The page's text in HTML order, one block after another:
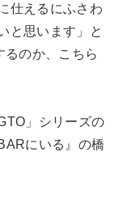
仕えるにふさわ
と思います」と
るのか、こちら
」シリーズの
にいる』の橋